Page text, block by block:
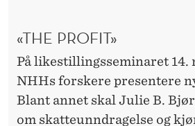
«THE PROFIT»
På likestillingsseminaret 14.
NHHs forskere presentere
Blant annet skal Julie B.
om skatteunndragelse og